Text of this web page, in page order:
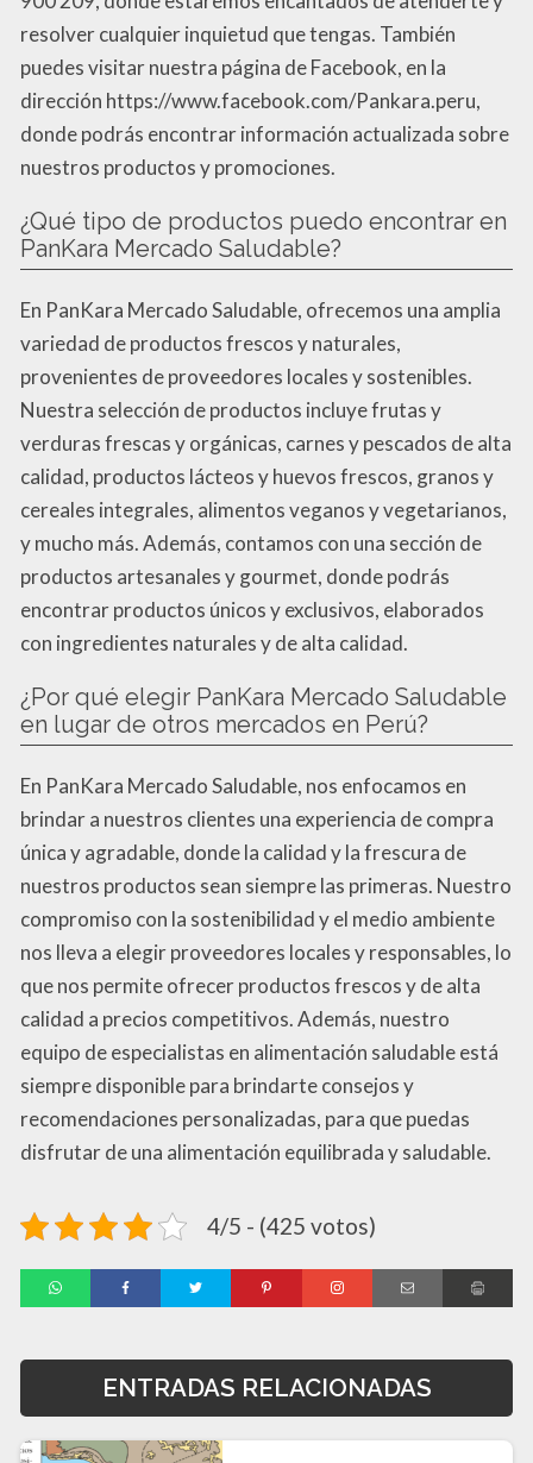
resolver cualquier inquietud que tengas. También
puedes visitar nuestra página de Facebook, en la
dirección https://www.facebook.com/Pankara.peru,
donde podrás encontrar información actualizada sobre
nuestros productos y promociones.
¿Qué tipo de productos puedo encontrar en
PanKara Mercado Saludable?
En PanKara Mercado Saludable, ofrecemos una amplia
variedad de productos frescos y naturales,
provenientes de proveedores locales y sostenibles.
Nuestra selección de productos incluye frutas y
verduras frescas y orgánicas, carnes y pescados de alta
calidad, productos lácteos y huevos frescos, granos y
cereales integrales, alimentos veganos y vegetarianos,
y mucho más. Además, contamos con una sección de
productos artesanales y gourmet, donde podrás
encontrar productos únicos y exclusivos, elaborados
con ingredientes naturales y de alta calidad.
¿Por qué elegir PanKara Mercado Saludable
en lugar de otros mercados en Perú?
En PanKara Mercado Saludable, nos enfocamos en
brindar a nuestros clientes una experiencia de compra
única y agradable, donde la calidad y la frescura de
nuestros productos sean siempre las primeras. Nuestro
compromiso con la sostenibilidad y el medio ambiente
nos lleva a elegir proveedores locales y responsables, lo
que nos permite ofrecer productos frescos y de alta
calidad a precios competitivos. Además, nuestro
equipo de especialistas en alimentación saludable está
siempre disponible para brindarte consejos y
recomendaciones personalizadas, para que puedas
disfrutar de una alimentación equilibrada y saludable.
4/5 - (425 votos)
ENTRADAS RELACIONADAS